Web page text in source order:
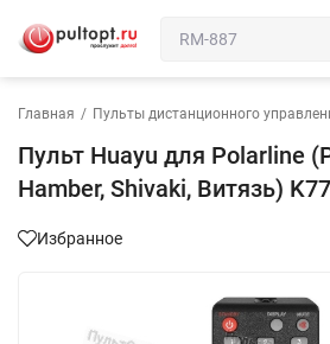
Главная / Пульты дистанционного
Пульт Huayu для Polarline
Hamber, Shivaki, Витязь)
Избранное